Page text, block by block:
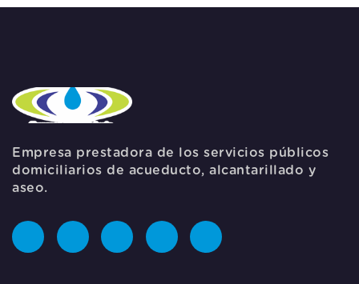
Empresa prestadora de los servicios públicos
domiciliarios de acueducto, alcantarillado y
aseo.